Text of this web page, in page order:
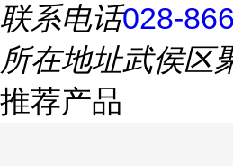
联系电话028-
所在地址武侯区
推荐产品